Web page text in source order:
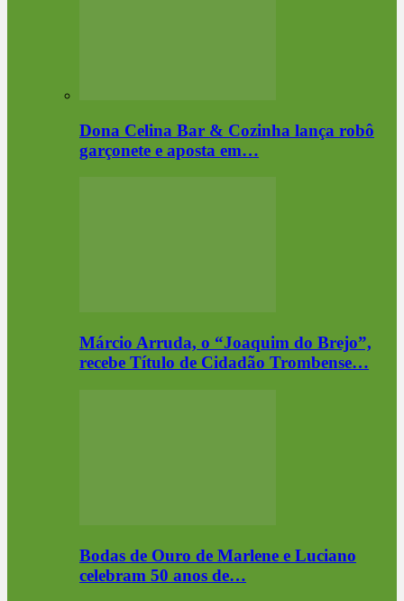
Dona Celina Bar & Cozinha lança robô
garçonete e aposta em…
Márcio Arruda, o “Joaquim do Brejo”,
recebe Título de Cidadão Trombense…
Bodas de Ouro de Marlene e Luciano
celebram 50 anos de…